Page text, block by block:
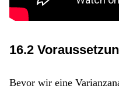
16.2
Bevor wir eine